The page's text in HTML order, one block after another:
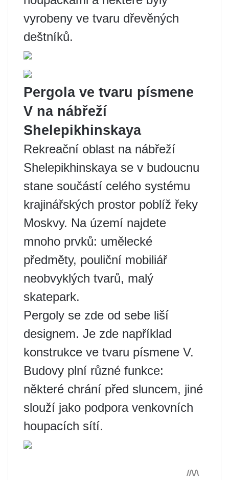
vyrobeny ve tvaru dřevěných
deštníků.
Pergola ve tvaru písmene
V na nábřeží
Shelepikhinskaya
Rekreační oblast na nábřeží
Shelepikhinskaya se v budoucnu
stane součástí celého systému
krajinářských prostor poblíž řeky
Moskvy. Na území najdete
mnoho prvků: umělecké
předměty, pouliční mobiliář
neobvyklých tvarů, malý
skatepark.
Pergoly se zde od sebe liší
designem. Je zde například
konstrukce ve tvaru písmene V.
Budovy plní různé funkce:
některé chrání před sluncem, jiné
slouží jako podpora venkovních
houpacích sítí.